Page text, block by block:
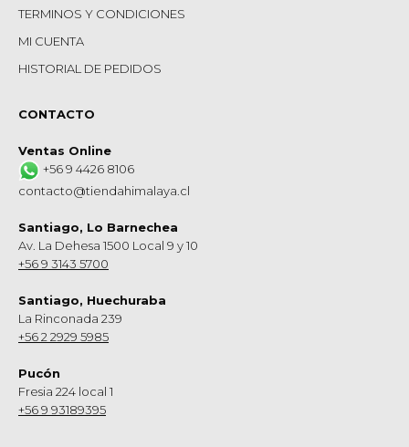
TERMINOS Y CONDICIONES
MI CUENTA
HISTORIAL DE PEDIDOS
CONTACTO
Ventas Online
+56 9 4426 8106
contacto@tiendahimalaya.cl
Santiago, Lo Barnechea
Av. La Dehesa 1500 Local 9 y 10
+56 9 3143 5700
Santiago, Huechuraba
La Rinconada 239
+56 2 2929 5985
Pucón
Fresia 224 local 1
+56 9 93189395